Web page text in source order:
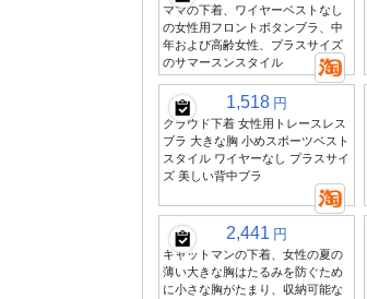
ママの下着、ワイヤーベストなし
の女性用フロントボタンブラ、中
年および高齢女性、プラスサイズ
のサマースンスタイル
1,518 円
クラウド下着 女性用トレースレス
ブラ 大きな胸 小めスポーツベスト
スタイル ワイヤーなし プラスサイ
ズ 美しい背中ブラ
2,441 円
キャットマンの下着、女性の夏の
薄い大きな胸はたるみを防ぐため
に小さな胸がたまり、収納可能な